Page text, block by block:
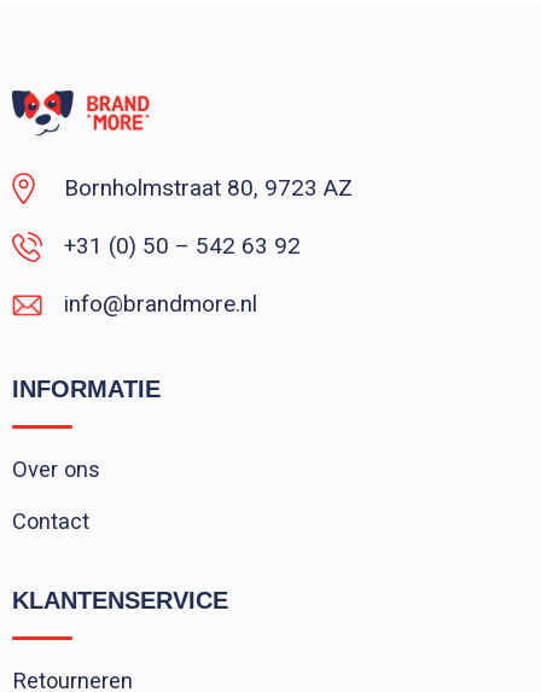
Bornholmstraat 80, 9723 AZ
+31 (0) 50 – 542 63 92
info@brandmore.nl
INFORMATIE
Over ons
Contact
KLANTENSERVICE
Retourneren